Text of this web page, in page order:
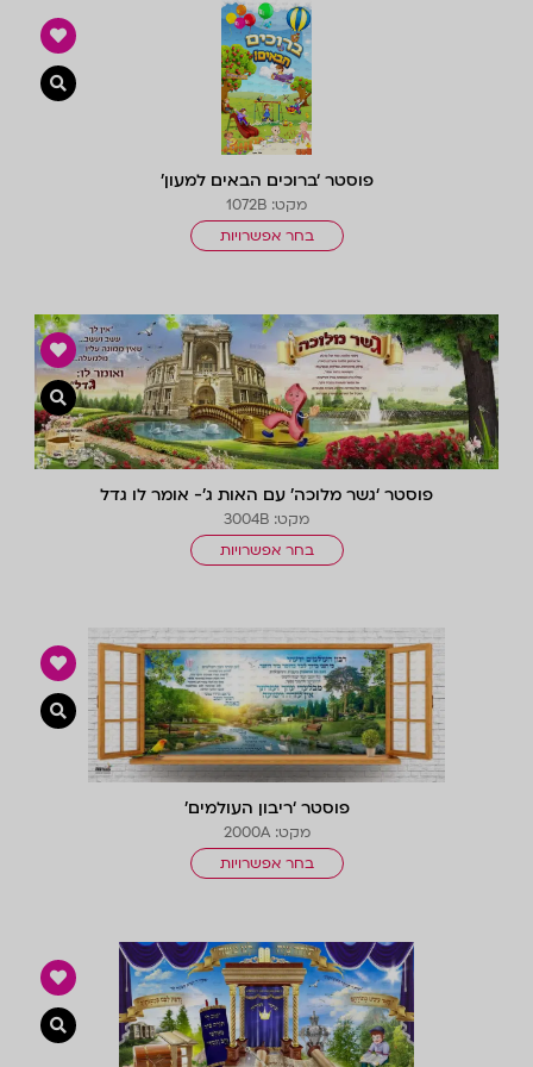
פוסטר ‘ברוכים הבאים למעון’
מקט: 1072B
בחר אפשרויות
פוסטר ‘גשר מלוכה’ עם האות ג’- אומר לו גדל
מקט: 3004B
בחר אפשרויות
פוסטר ‘ריבון העולמים’
מקט: 2000A
בחר אפשרויות